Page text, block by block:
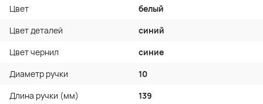
Цвет
белый
Цвет деталей
синий
Цвет чернил
синие
Диаметр ручки
10
Длина ручки (мм)
139